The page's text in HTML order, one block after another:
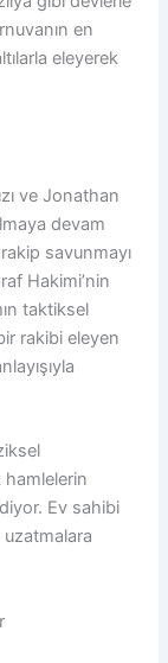
en
eleyerek
ve Jonathan
devam
savunmayı
Hakimi’nin
taktiksel
rakibi eleyen
Ev sahibi
uzatmalara